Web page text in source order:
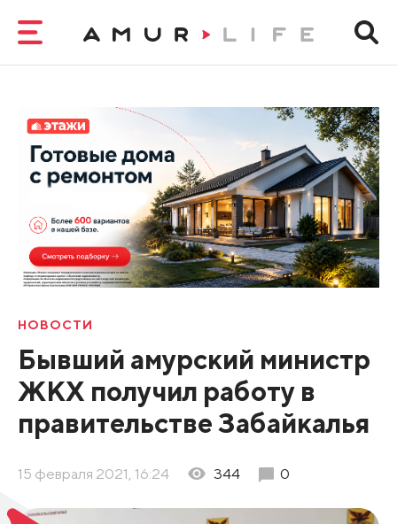
НОВОСТИ
Бывший амурский министр
ЖКХ получил работу в
правительстве Забайкалья
15 февраля 2021, 16:24 344 0